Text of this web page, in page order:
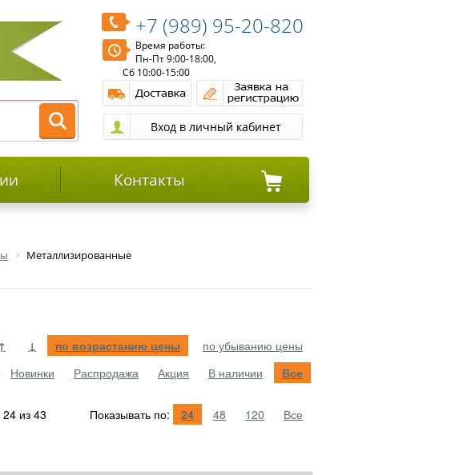
+7 (989) 95-20-820
Время работы:
Пн-Пт 9:00-18:00,
Сб 10:00-15:00
Контакты
Металлизированные
↑ ↓ по возрастанию цены
по убыванию цены
Новинки Распродажа Акция В наличии Все
из 43 Показывать по: 24 48 120 Все